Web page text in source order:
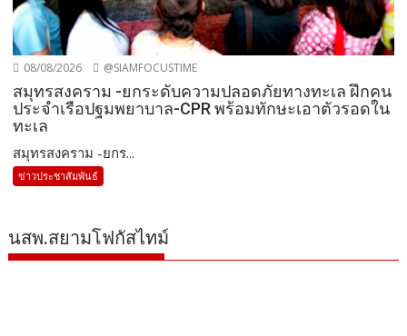
08/08/2026 @SIAMFOCUSTIME
สมุทรสงคราม -ยกระดับความปลอดภัยทางทะเล ฝึกคน
ประจำเรือปฐมพยาบาล-CPR พร้อมทักษะเอาตัวรอดใน
ทะเล
สมุทรสงคราม -ยกร...
ข่าวประชาสัมพันธ์
นสพ.สยามโฟกัสไทม์